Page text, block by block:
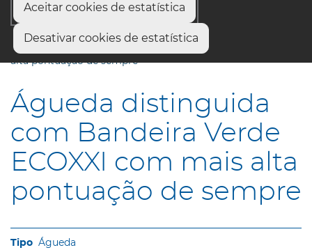
Aceitar cookies de estatística
Desativar cookies de estatística
Início
Águeda distinguida com Bandeira Verde ECOXXI com mais
alta pontuação de sempre
Águeda distinguida
com Bandeira Verde
ECOXXI com mais alta
pontuação de sempre
Águeda